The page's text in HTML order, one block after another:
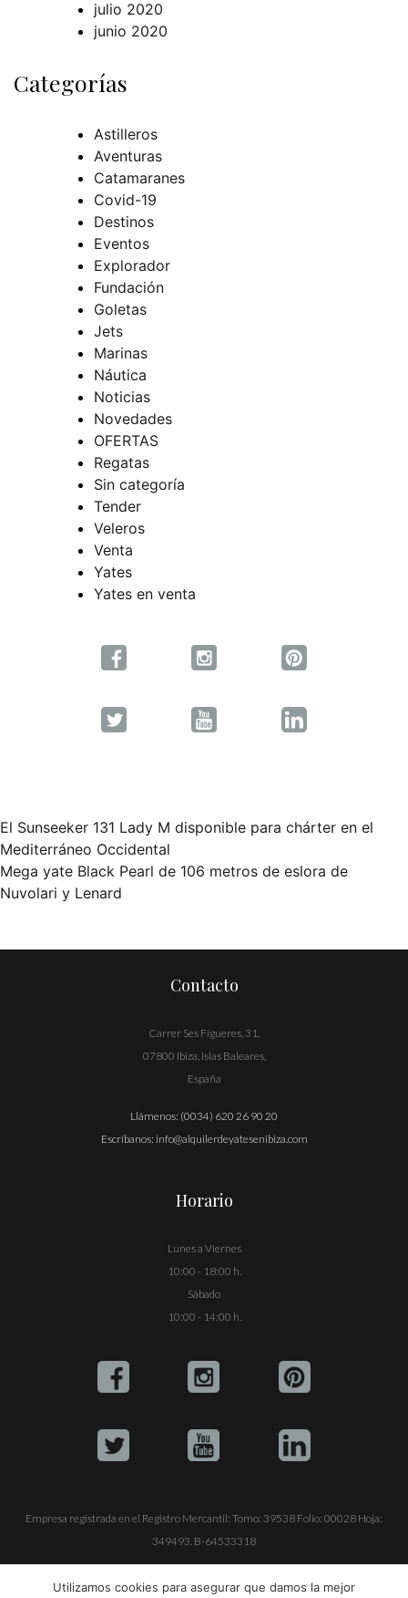
julio 2020
junio 2020
Categorías
Astilleros
Aventuras
Catamaranes
Covid-19
Destinos
Eventos
Explorador
Fundación
Goletas
Jets
Marinas
Náutica
Noticias
Novedades
OFERTAS
Regatas
Sin categoría
Tender
Veleros
Venta
Yates
Yates en venta
Navegación
de
El Sunseeker 131 Lady M disponible para chárter en el
Mediterráneo Occidental
Mega yate Black Pearl de 106 metros de eslora de
Nuvolari y Lenard
Contacto
Carrer Ses Figueres, 31,
07800 Ibiza, Islas Baleares,
España
Llámenos: (0034) 620 26 90 20
Escríbanos: info@alquilerdeyatesenibiza.com
Horario
Lunes a Viernes
10:00 - 18:00 h.
Sábado
10:00 - 14:00 h.
Empresa registrada en el Registro Mercantil: Tomo: 39538 Folio: 00028 Hoja:
349493. B-64533318
Utilizamos cookies para asegurar que damos la mejor